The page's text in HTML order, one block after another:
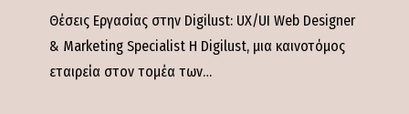
DigiLust
Θέσεις Εργασίας στην Digilust: UX/UI Web Designer
& Marketing Specialist Η Digilust, μια καινοτόμος
εταιρεία στον τομέα των…